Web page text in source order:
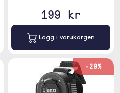
199 kr
Lägg i varukorgen
-29%